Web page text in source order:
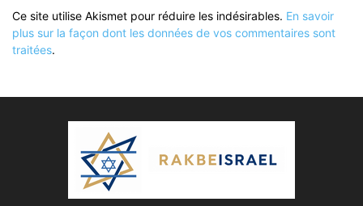
Ce site utilise Akismet pour réduire les indésirables. En savoir
plus sur la façon dont les données de vos commentaires sont
traitées.